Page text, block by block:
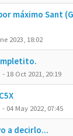
máximo Sant
2023, 18:02
- 18 Oct 2021, 20:19
- 04 May 2022, 07:45
a decirlo...